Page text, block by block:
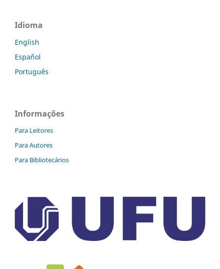
Idioma
English
Español
Português
Informações
Para Leitores
Para Autores
Para Bibliotecários